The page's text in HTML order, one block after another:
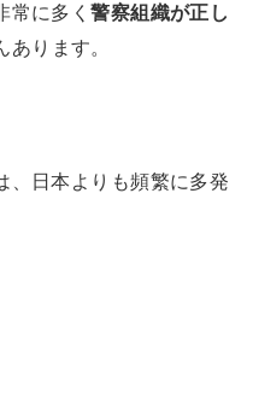
常に多く警察組織が正し
あります。
、日本よりも頻繁に多発